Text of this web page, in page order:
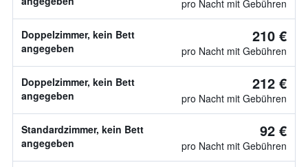
pro Nacht mit Gebühren
Doppelzimmer, kein Bett
angegeben
210 €
pro Nacht mit Gebühren
Doppelzimmer, kein Bett
angegeben
212 €
pro Nacht mit Gebühren
Standardzimmer, kein Bett
angegeben
92 €
pro Nacht mit Gebühren